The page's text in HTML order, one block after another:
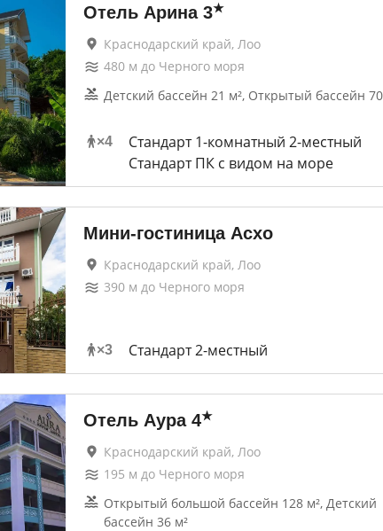
Отель Арина 3★
Краснодарский край, Лоо
480м до Черного моря
Детский бассейн 21 м², Открытый бассейн
×4
Стандарт 1-комнатный 2-местный
Стандарт ПК с видом на море
Мини-гостиница Асхо
Краснодарский край, Лоо
390м до Черного моря
×3 Стандарт 2-местный
Отель Аура 4★
Краснодарский край, Лоо
195 м до Черного моря
Открытый большой бассейн 128 м², Детский
бассейн 36 м²